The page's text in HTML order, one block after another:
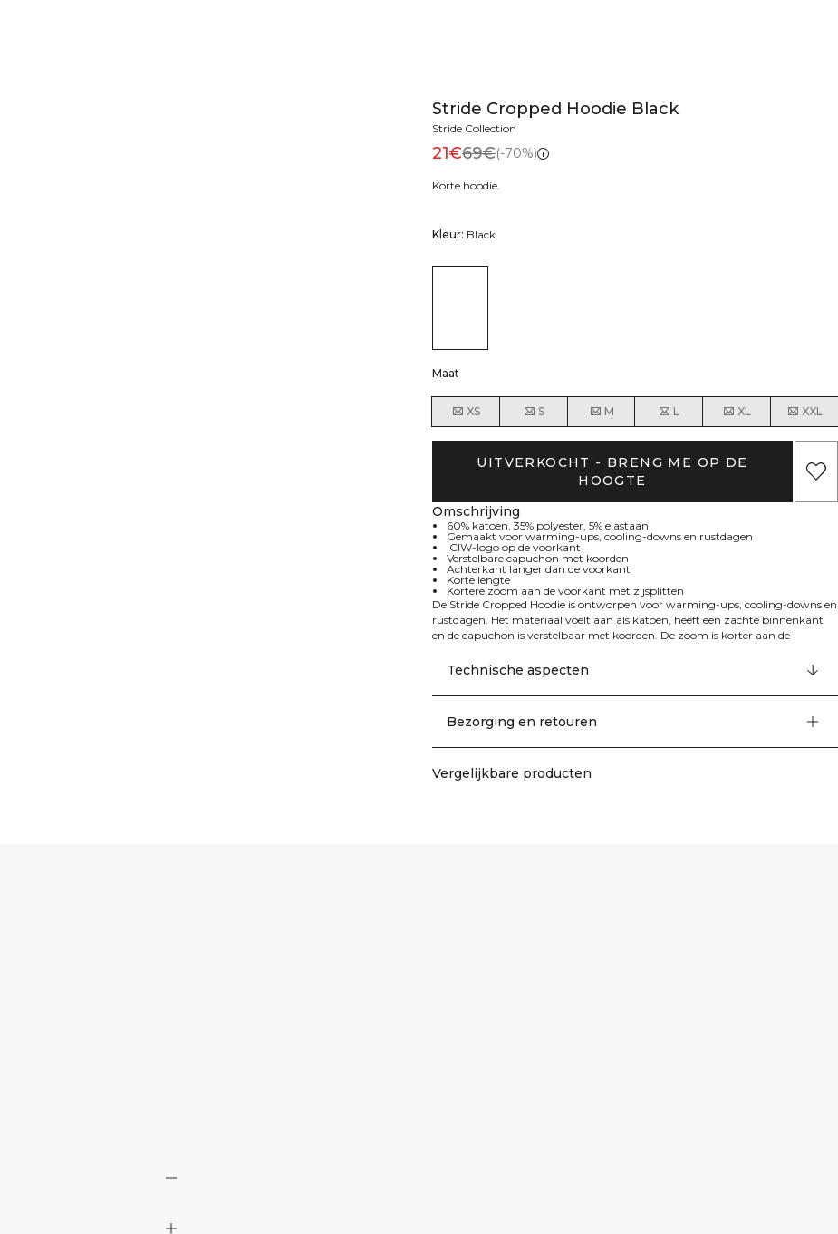
Stride Cropped Hoodie Black
Stride Collection
21€69€(-70%)
Korte hoodie.
Kleur: Black
Maat
XS S M L XL XXL
UITVERKOCHT - BRENG ME OP DE
HOOGTE
Omschrijving
60% katoen, 35% polyester, 5% elastaan
Gemaakt voor warming-ups, cooling-downs en rustdagen
ICIW-logo op de voorkant
Verstelbare capuchon met koorden
Achterkant langer dan de voorkant
Korte lengte
Kortere zoom aan de voorkant met zijsplitten
De Stride Cropped Hoodie is ontworpen voor warming-ups, cooling-downs en
rustdagen. Het materiaal voelt aan als katoen, heeft een zachte binnenkant
en de capuchon is verstelbaar met koorden. De zoom is korter aan de
dan de voorkant. Korte lengte. 60% katoen, 35% polyester, 5% elastaan.
Technische aspecten
Bezorging en retouren
Vergelijkbare producten